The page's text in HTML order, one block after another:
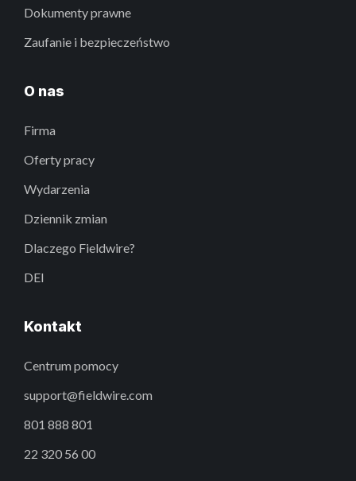
Dokumenty prawne
Zaufanie i bezpieczeństwo
O nas
Firma
Oferty pracy
Wydarzenia
Dziennik zmian
Dlaczego Fieldwire?
DEI
Kontakt
Centrum pomocy
support@fieldwire.com
801 888 801
22 320 56 00